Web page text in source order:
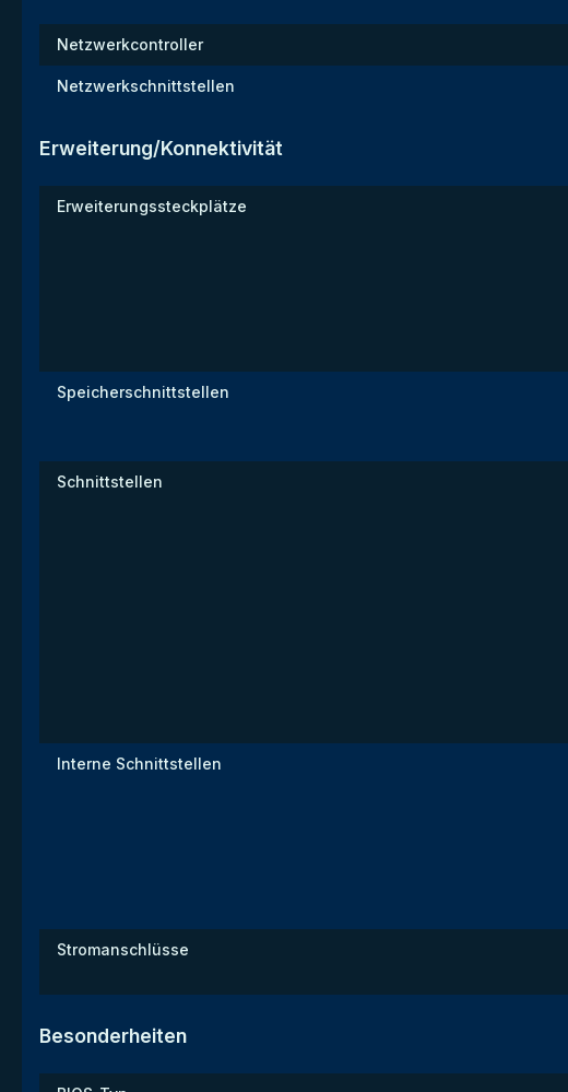
Netzwerkcontroller
Netzwerkschnittstellen
Erweiterung/Konnektivität
Erweiterungssteckplätze
Speicherschnittstellen
Schnittstellen
Interne Schnittstellen
Stromanschlüsse
Besonderheiten